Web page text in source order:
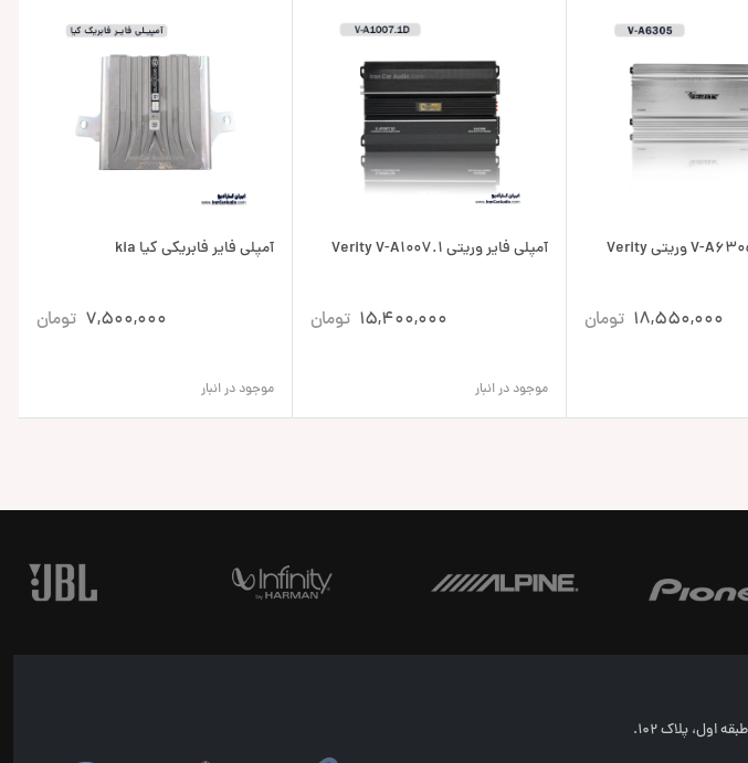
18,550,000 تومان
آمپلی فایر وریتی Verity V-A1007.1
15,400,000 تومان
موجود در انبار
آمپلی فایر فابریکی کیا kia
7,500,000 تومان
موجود در انبار